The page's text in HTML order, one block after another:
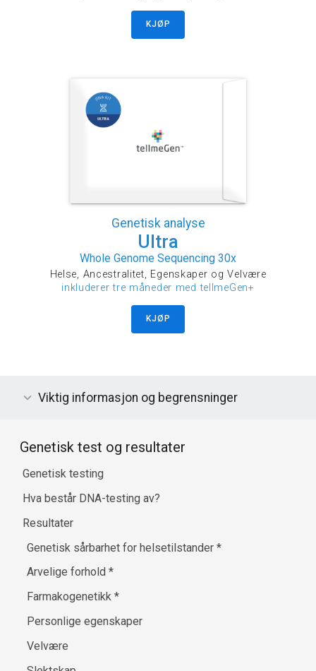
KJØP
Genetisk analyse
Ultra
Whole Genome Sequencing 30x
Helse, Ancestralitet, Egenskaper og Velvære
inkluderer tre måneder med tellmeGen+
KJØP
Viktig informasjon og begrensninger
Genetisk test og resultater
Genetisk testing
Hva består DNA-testing av?
Resultater
Genetisk sårbarhet for helsetilstander*
Arvelige forhold*
Farmakogenetikk*
Personlige egenskaper
Velvære